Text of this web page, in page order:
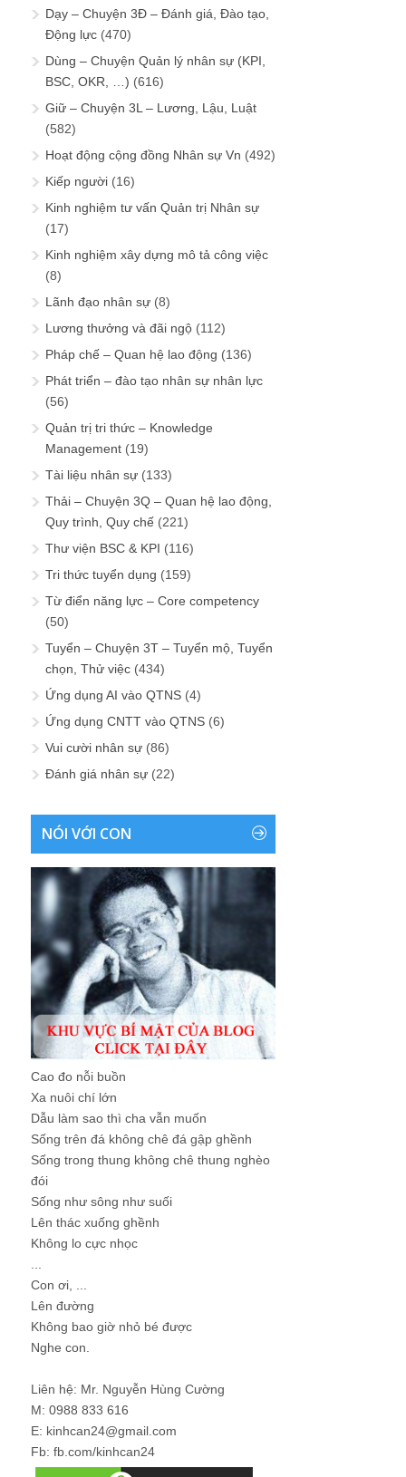
Dạy – Chuyện 3Đ – Đánh giá, Đào tạo,
Động lực (470)
Dùng – Chuyện Quản lý nhân sự (KPI,
BSC, OKR, …) (616)
Giữ – Chuyện 3L – Lương, Lậu, Luật
(582)
Hoạt động cộng đồng Nhân sự Vn (492)
Kiếp người (16)
Kinh nghiệm tư vấn Quản trị Nhân sự
(17)
Kinh nghiệm xây dựng mô tả công việc
(8)
Lãnh đạo nhân sự (8)
Lương thưởng và đãi ngộ (112)
Pháp chế – Quan hệ lao động (136)
Phát triển – đào tạo nhân sự nhân lực
(56)
Quản trị tri thức – Knowledge
Management (19)
Tài liệu nhân sự (133)
Thải – Chuyện 3Q – Quan hệ lao động,
Quy trình, Quy chế (221)
Thư viện BSC & KPI (116)
Tri thức tuyển dụng (159)
Từ điển năng lực – Core competency
(50)
Tuyển – Chuyện 3T – Tuyển mộ, Tuyển
chọn, Thử việc (434)
Ứng dụng AI vào QTNS (4)
Ứng dụng CNTT vào QTNS (6)
Vui cười nhân sự (86)
Đánh giá nhân sự (22)
NÓI VỚI CON
Cao đo nỗi buồn
Xa nuôi chí lớn
Dẫu làm sao thì cha vẫn muốn
Sống trên đá không chê đá gập ghềnh
Sống trong thung không chê thung nghèo
đói
Sống như sông như suối
Lên thác xuống ghềnh
Không lo cực nhọc
...
Con ơi, ...
Lên đường
Không bao giờ nhỏ bé được
Nghe con.
Liên hệ: Mr. Nguyễn Hùng Cường
M: 0988 833 616
E: kinhcan24@gmail.com
Fb: fb.com/kinhcan24